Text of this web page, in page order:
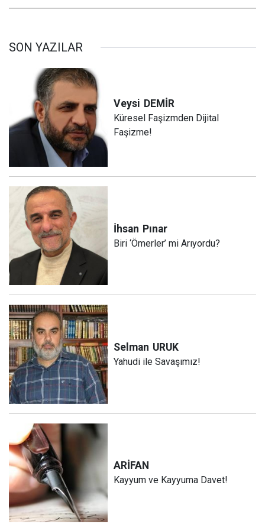
SON YAZILAR
Veysi DEMİR
Küresel Faşizmden Dijital
Faşizme!
İhsan Pınar
Biri ‘Ömerler’ mi Arıyordu?
Selman URUK
Yahudi ile Savaşımız!
ARİFAN
Kayyum ve Kayyuma Davet!